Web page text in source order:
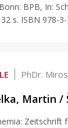
BPB, In:
s. ISBN 978-
PhDr.
Martin /
Zeitschrift